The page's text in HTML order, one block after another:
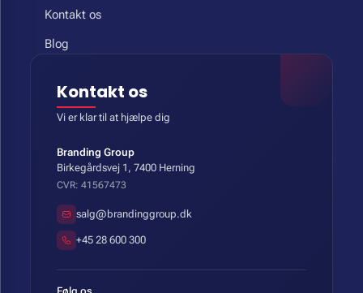
Kontakt os
Blog
Kontakt os
Vi er klar til at hjælpe dig
Branding Group
Birkegårdsvej 1, 7400 Herning
CVR: 41567473
salg@brandinggroup.dk
+45 28 600 300